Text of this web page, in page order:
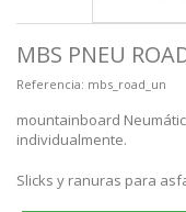
MBS PNEU
Referencia: mbs_road_un
mountainboard
individualmente.
Slicks y ranuras para